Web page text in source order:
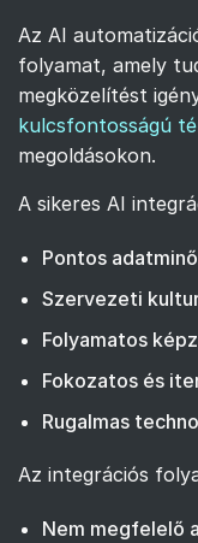
Az AI
folyamat, amely
megközelítést
kulcsfontosságú
megoldásokon.
A sikeres AI
Pontos
Szervezeti
Folyamatos
Fokozatos és
Rugalmas
Az integrációs
Nem megfelelő